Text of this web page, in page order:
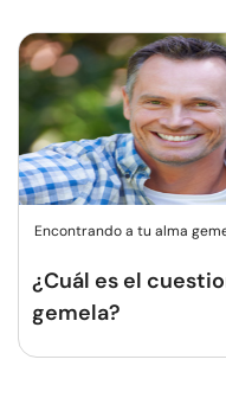
Encontrando a tu alma
¿Cuál es el
gemela?